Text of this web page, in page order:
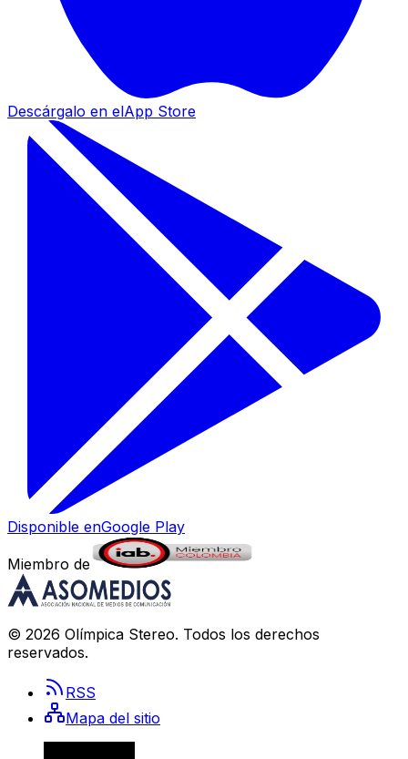
Descárgalo en elApp Store
Disponible enGoogle Play
Miembro de
© 2026 Olímpica Stereo. Todos los derechos
reservados.
RSS
Mapa del sitio